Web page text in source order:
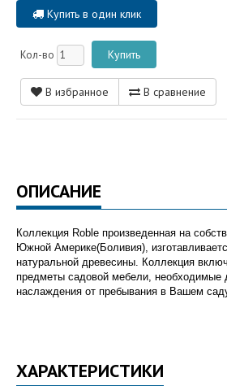
Купить в один клик
Кол-во
В избранное В сравнение
ОПИСАНИЕ
Коллекция Roble произведенная на
Южной Америке(Боливия),
натуральной древесины. Коллекция
предметы садовой мебели, необходимые
наслаждения от пребывания в Вашем
ХАРАКТЕРИСТИКИ